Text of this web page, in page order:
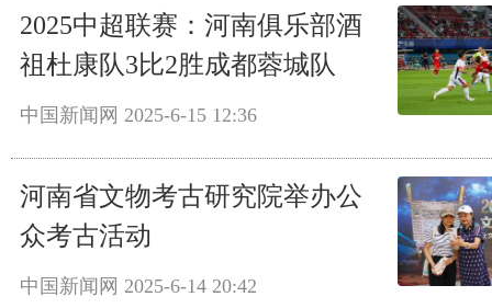
2025中超联赛：河南俱乐部酒
祖杜康队3比2胜成都蓉城队
中国新闻网 2025-6-15 12:36
河南省文物考古研究院举办公
众考古活动
中国新闻网 2025-6-14 20:42